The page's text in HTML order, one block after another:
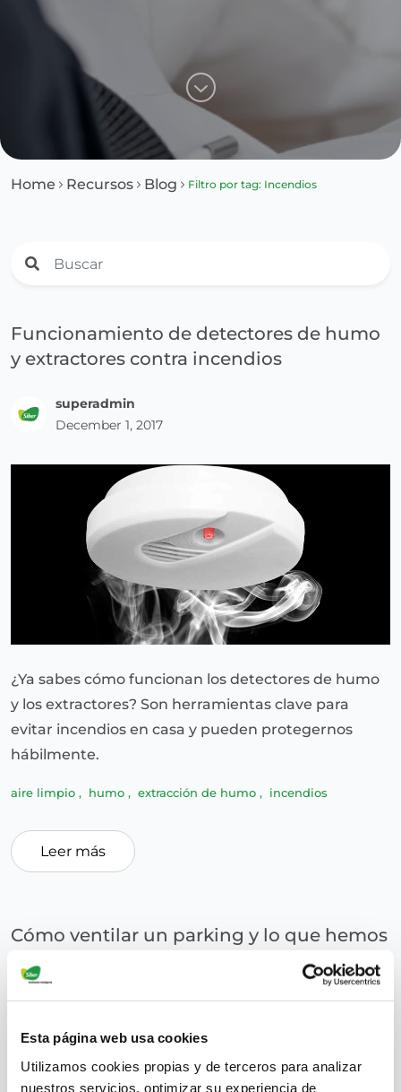
Esta página web usa cookies
Utilizamos cookies propias y de terceros para analizar
nuestros servicios, optimizar su experiencia de
Home Recursos Blog Filtro por tag: Incendios
Funcionamiento de detectores de humo
y extractores contra incendios
superadmin
December 1, 2017
¿Ya sabes cómo funcionan los detectores de humo
y los extractores? Son herramientas clave para
evitar incendios en casa y pueden protegernos
hábilmente.
aire limpio , humo , extracción de humo , incendios
Leer más
Cómo ventilar un parking y lo que hemos
de tener en cuenta
superadmin